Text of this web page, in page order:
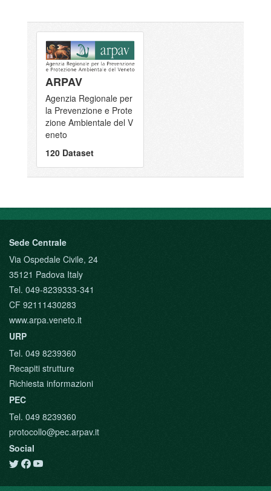
ARPAV
Agenzia Regionale per
la Prevenzione e Prote
zione Ambientale del V
eneto
120 Dataset
Sede Centrale
Via Ospedale Civile, 24
35121 Padova Italy
Tel. 049-8239333-341
CF 92111430283
www.arpa.veneto.it
URP
Tel. 049 8239360
Recapiti strutture
Richiesta informazioni
PEC
Tel. 049 8239360
protocollo@pec.arpav.it
Social